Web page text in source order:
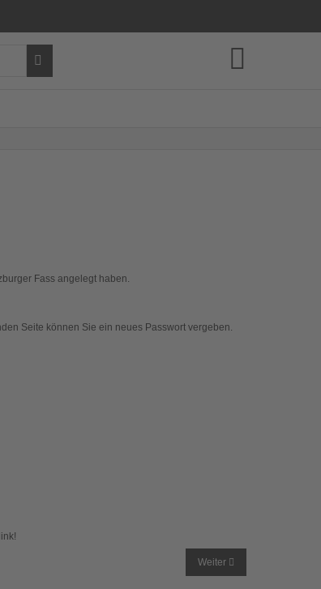
Fass angelegt haben.
Seite können Sie ein neues Passwort vergeben.
Weiter